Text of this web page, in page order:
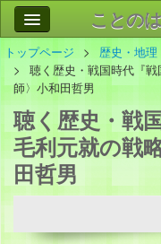
ことの
作品
お問
トップページ 歴史・地理
聴く歴史・戦国時代『
師〉小和田哲男
聴く歴史・戦
毛利元就の戦
田哲男